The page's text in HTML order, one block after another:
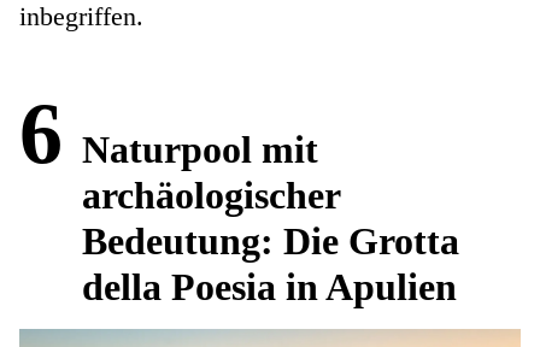
inbegriffen.
6 Naturpool mit
archäologischer
Bedeutung: Die Grotta
della Poesia in Apulien